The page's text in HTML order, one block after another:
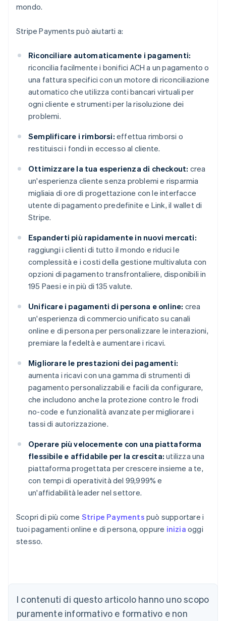
mondo.
Stripe Payments può aiutarti a:
Riconciliare automaticamente i pagamenti:
riconcilia facilmente i bonifici ACH a un pagamento o
una fattura specifici con un motore di riconciliazione
automatico che utilizza conti bancari virtuali per
ogni cliente e strumenti per la risoluzione dei
problemi.
Semplificare i rimborsi: effettua rimborsi o
restituisci i fondi in eccesso al cliente.
Ottimizzare la tua esperienza di checkout: crea
un'esperienza cliente senza problemi e risparmia
migliaia di ore di progettazione con le interfacce
utente di pagamento predefinite e Link, il wallet di
Stripe.
Espanderti più rapidamente in nuovi mercati:
raggiungi i clienti di tutto il mondo e riduci le
complessità e i costi della gestione multivaluta con
opzioni di pagamento transfrontaliere, disponibili in
195 Paesi e in più di 135 valute.
Unificare i pagamenti di persona e online: crea
un'esperienza di commercio unificato su canali
online e di persona per personalizzare le interazioni,
premiare la fedeltà e aumentare i ricavi.
Migliorare le prestazioni dei pagamenti:
aumenta i ricavi con una gamma di strumenti di
pagamento personalizzabili e facili da configurare,
che includono anche la protezione contro le frodi
no-code e funzionalità avanzate per migliorare i
tassi di autorizzazione.
Operare più velocemente con una piattaforma
flessibile e affidabile per la crescita: utilizza una
piattaforma progettata per crescere insieme a te,
con tempi di operatività del 99,999% e
un'affidabilità leader nel settore.
Scopri di più come Stripe Payments può supportare i
tuoi pagamenti online e di persona, oppure inizia oggi
stesso.
I contenuti di questo articolo hanno uno scopo
puramente informativo e formativo e non
Australia
English
DeutschEnglish